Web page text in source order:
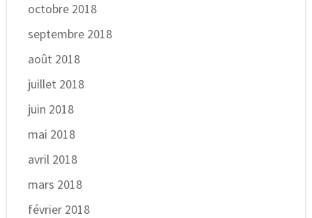
octobre 2018
septembre 2018
août 2018
juillet 2018
juin 2018
mai 2018
avril 2018
mars 2018
février 2018